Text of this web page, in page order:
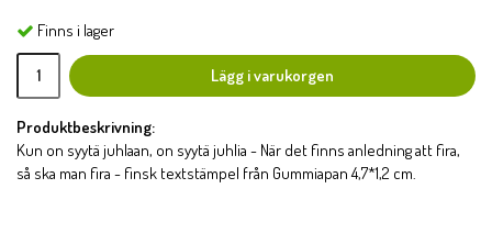
Finns i lager
Lägg i varukorgen
Produktbeskrivning:
Kun on syytä juhlaan, on syytä juhlia - När det finns anledning att fira,
så ska man fira - finsk textstämpel från Gummiapan 4,7*1,2 cm.